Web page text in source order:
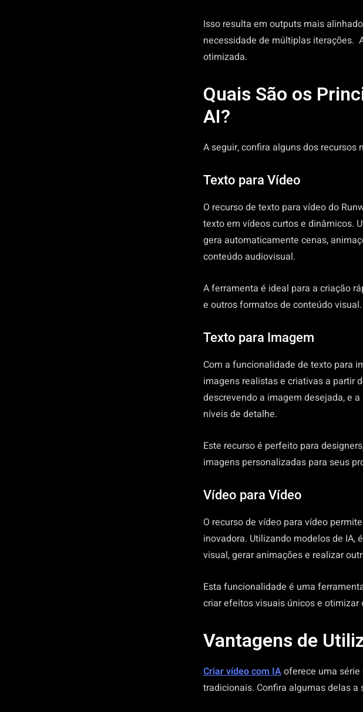
Isso resulta em outputs mais
necessidade de múltiplas iterações.
otimizada.
Quais São os
AI?
A seguir, confira alguns dos recursos
Texto para Vídeo
O recurso de texto para vídeo do
texto em vídeos curtos e dinâmicos.
gera automaticamente cenas,
conteúdo audiovisual.
A ferramenta é ideal para a criação
e outros formatos de conteúdo visual.
Texto para Imagem
Com a funcionalidade de texto para
imagens realistas e criativas a partir
descrevendo a imagem desejada, e
níveis de detalhe.
Este recurso é perfeito para
imagens personalizadas para seus
Vídeo para Vídeo
O recurso de vídeo para vídeo
inovadora. Utilizando modelos de
visual, gerar animações e realizar
Esta funcionalidade é uma
criar efeitos visuais únicos e otimizar
Vantagens de
Criar vídeo com IAoferece uma
tradicionais. Confira algumas delas a